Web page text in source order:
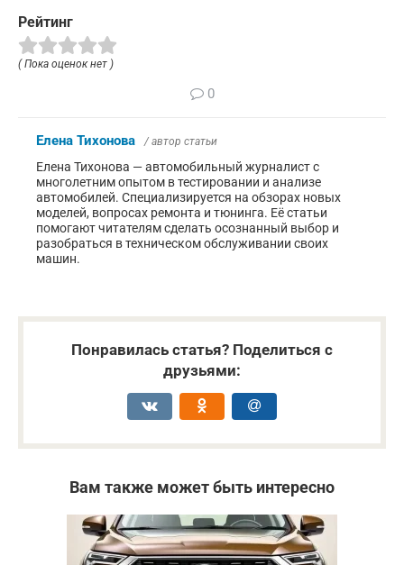
Рейтинг
( Пока оценок нет )
0
Елена Тихонова / автор статьи
Елена Тихонова — автомобильный журналист с
многолетним опытом в тестировании и анализе
автомобилей. Специализируется на обзорах новых
моделей, вопросах ремонта и тюнинга. Её статьи
помогают читателям сделать осознанный выбор и
разобраться в техническом обслуживании своих
машин.
Понравилась статья? Поделиться с
друзьями:
Вам также может быть интересно